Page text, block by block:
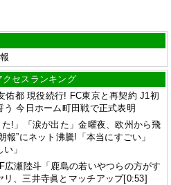
クセスランキング
佑都 現役続行! FC東京と再契約 J1初
う 今日ホーム町田戦で正式表明
た!」「涙が出た」金曜夜、欧州から飛
報”にネット沸騰!「本当にすごい」
」
広瀬陸斗「鹿島の若いやつらの方がす
リ、三井寺眞とマッチアップ[0:53]